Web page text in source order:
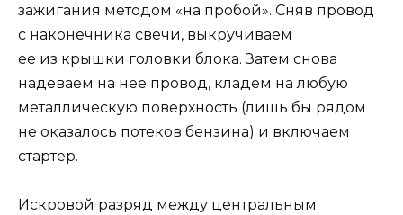
зажигания методом «на пробой». Сняв провод
с наконечника свечи, выкручиваем
ее из крышки головки блока. Затем снова
надеваем на нее провод, кладем на любую
металлическую поверхность (лишь бы рядом
не оказалось потеков бензина) и включаем
стартер.
Искровой разряд между центральным